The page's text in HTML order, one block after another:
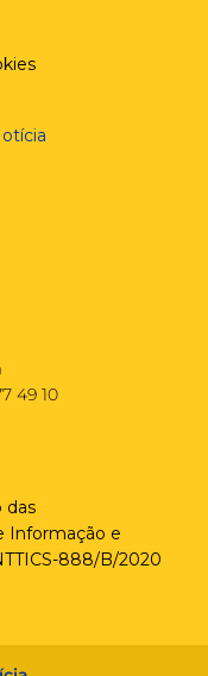
49 10
das
Informação e
888/B/2020